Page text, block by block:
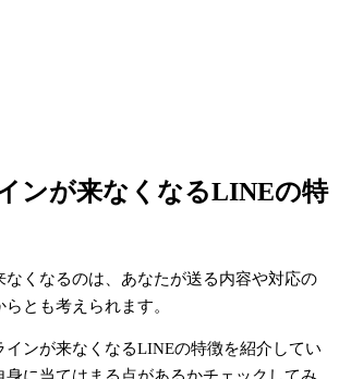
ンが来なくなるLINEの特
なくなるのは、あなたが送る内容や対応の
とも考えられます。
インが来なくなるLINEの特徴を紹介してい